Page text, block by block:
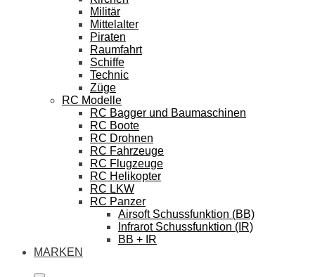
Militär
Mittelalter
Piraten
Raumfahrt
Schiffe
Technic
Züge
RC Modelle
RC Bagger und Baumaschinen
RC Boote
RC Drohnen
RC Fahrzeuge
RC Flugzeuge
RC Helikopter
RC LKW
RC Panzer
Airsoft Schussfunktion (BB)
Infrarot Schussfunktion (IR)
BB + IR
MARKEN